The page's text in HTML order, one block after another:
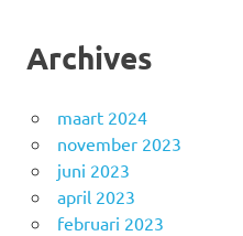
Archives
maart 2024
november 2023
juni 2023
april 2023
februari 2023